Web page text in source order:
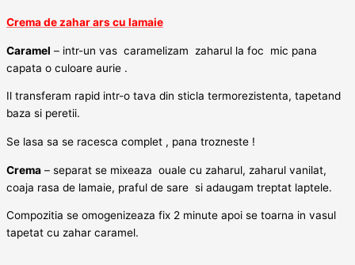
Crema de zahar ars cu lamaie
Caramel – intr-un vas caramelizam zaharul la foc mic pana
capata o culoare aurie .
Il transferam rapid intr-o tava din sticla termorezistenta, tapetand
baza si peretii.
Se lasa sa se racesca complet , pana trozneste !
Crema – separat se mixeaza ouale cu zaharul, zaharul vanilat,
coaja rasa de lamaie, praful de sare si adaugam treptat laptele.
Compozitia se omogenizeaza fix 2 minute apoi se toarna in vasul
tapetat cu zahar caramel.